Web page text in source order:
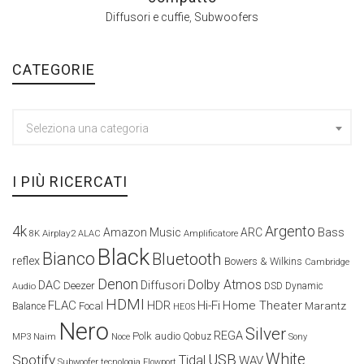
Diffusori e cuffie, Subwoofers
CATEGORIE
Seleziona una categoria
I PIÙ RICERCATI
4k 8K Airplay2 ALAC Amazon Music Amplificatore ARCArgento Bass
reflex Bianco BlackBluetooth Bowers & Wilkins Cambridge
Audio DAC Deezer Denon Diffusori Dolby Atmos DSD Dynamic
Balance FLAC Focal HDMI HDR HEOS Hi-Fi Home Theater Marantz
MP3 Naim Nero Noce Polk audio Qobuz REGASilver Sony
Spotify Tidal USB WAVWhite